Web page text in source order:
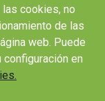
las cookies, no
de las
web. Puede
en